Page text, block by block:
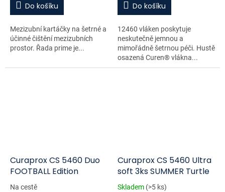
Do košíku
Mezizubní kartáčky na šetrné a
účinné čištění mezizubních
prostor. Řada prime je...
Do košíku
12460 vláken poskytuje
neskutečně jemnou a
mimořádně šetrnou péči. Hustě
osazená Curen® vlákna...
Curaprox CS 5460 Duo
FOOTBALL Edition
Na cestě
Curaprox CS 5460 Ultra
soft 3ks SUMMER Turtle
Skladem (>5 ks)